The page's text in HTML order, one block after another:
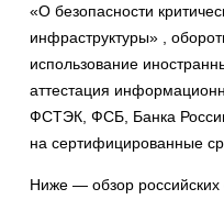
«О безопасности
инфраструктуры» ,
использование
аттестация
ФСТЭК, ФСБ, Банка
на сертифицированные
Ниже — обзор